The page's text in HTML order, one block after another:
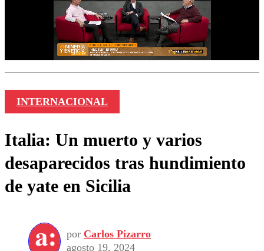
INTERNACIONAL
Italia: Un muerto y varios
desaparecidos tras hundimiento
de yate en Sicilia
por Carlos Pizarro
agosto 19, 2024